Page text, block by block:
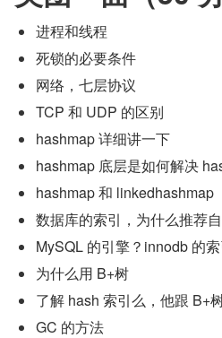
进程和线程
死锁的必要条件
网络，七层协议
TCP 和 UDP 的区别
hashmap 详细讲一下
hashmap 底层是如何解决
hashmap 和 linkedhashmap
数据库的索引，为什么推荐
MySQL 的引擎？innodb 的
为什么用 B+树
了解 hash 索引么，他跟 B+
GC 的方法